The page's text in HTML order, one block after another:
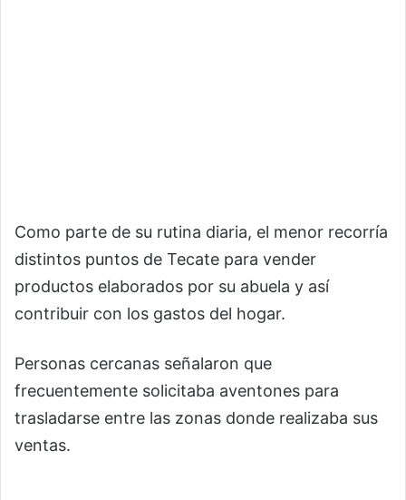
Como parte de su rutina diaria, el menor recorría
distintos puntos de Tecate para vender
productos elaborados por su abuela y así
contribuir con los gastos del hogar.
Personas cercanas señalaron que
frecuentemente solicitaba aventones para
trasladarse entre las zonas donde realizaba sus
ventas.